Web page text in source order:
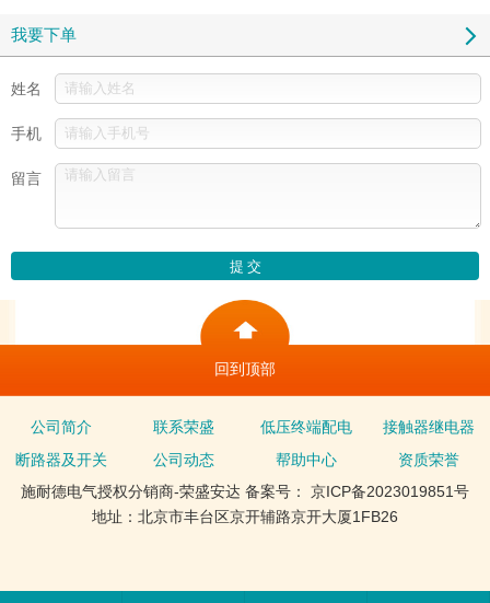
我要下单
姓名
手机
留言
回到顶部
公司简介 联系荣盛 低压终端配电
接触器继电器
断路器及开关
公司动态 帮助中心 资质荣誉
施耐德电气授权分销商-荣盛安达 备案号： 京ICP备2023019851号
地址：北京市丰台区京开辅路京开大厦1FB26